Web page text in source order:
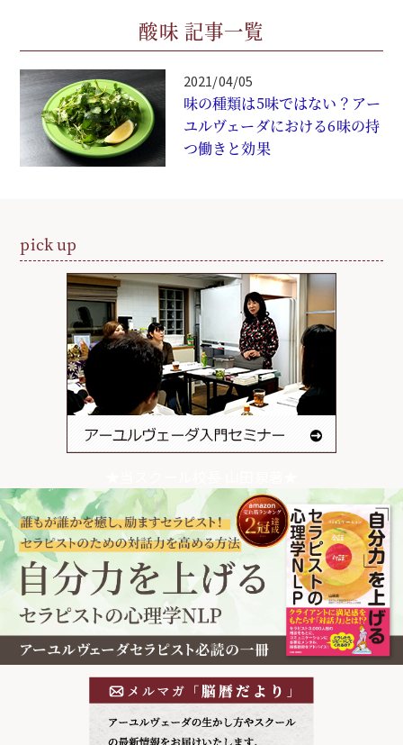
酸味 記事一覧
2021/04/05
味の種類は5味ではない？アー
ユルヴェーダにおける6味の持
つ働きと効果
pick up